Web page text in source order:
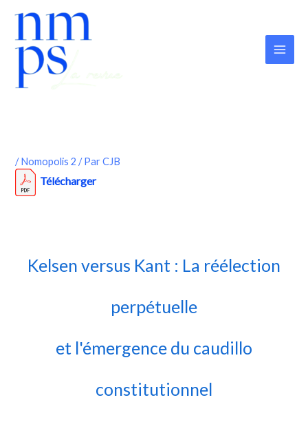
/Nomopolis 2 / ParCJB
Télécharger
Kelsen versus Kant : La réélection
perpétuelle
et l'émergence du caudillo
constitutionnel